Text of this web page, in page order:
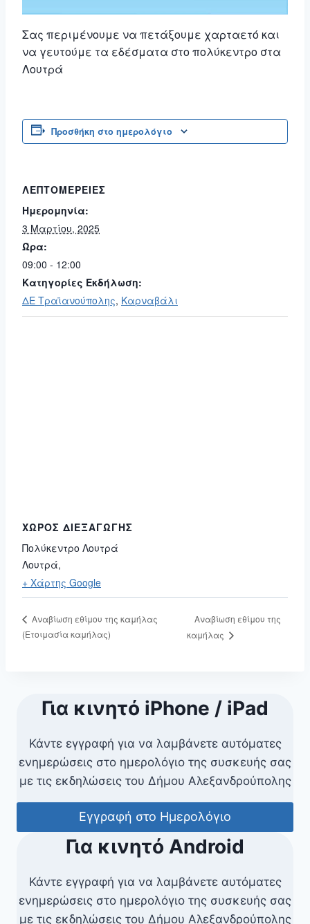
Σας περιμένουμε να πετάξουμε χαρταετό και
να γευτούμε τα εδέσματα στο πολύκεντρο στα
Λουτρά
Προσθήκη στο ημερολόγιο
ΛΕΠΤΟΜΈΡΕΙΕΣ
Ημερομηνία:
3 Μαρτίου, 2025
Ώρα:
09:00 - 12:00
Κατηγορίες Εκδήλωση:
ΔΕ Τραϊανούπολης, Καρναβάλι
ΧΏΡΟΣ ΔΙΕΞΑΓΩΓΉΣ
Πολύκεντρο Λουτρά
Λουτρά,
+ Χάρτης Google
Αναβίωση εθίμου της καμήλας
(Ετοιμασία καμήλας)
Αναβίωση εθίμου της
καμήλας
Για κινητό iPhone / iPad
Κάντε εγγραφή για να λαμβάνετε αυτόματες
ενημερώσεις στο ημερολόγιο της συσκευής σας
με τις εκδηλώσεις του Δήμου Αλεξανδρούπολης
Εγγραφή στο Ημερολόγιο
Για κινητό Android
Κάντε εγγραφή για να λαμβάνετε αυτόματες
ενημερώσεις στο ημερολόγιο της συσκευής σας
με τις εκδηλώσεις του Δήμου Αλεξανδρούπολης